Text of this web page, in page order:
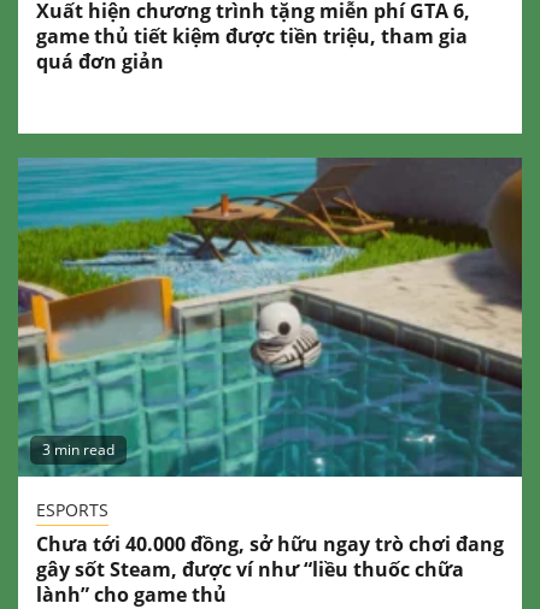
Xuất hiện chương trình tặng miễn phí GTA 6,
game thủ tiết kiệm được tiền triệu, tham gia
quá đơn giản
3 min read
ESPORTS
Chưa tới 40.000 đồng, sở hữu ngay trò chơi đang
gây sốt Steam, được ví như “liều thuốc chữa
lành” cho game thủ